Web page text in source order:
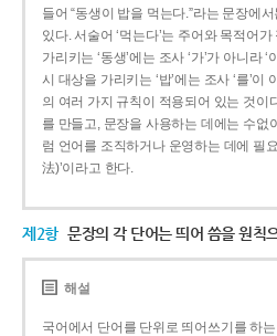
들어 “동생이 밥을 먹는다.”라는 문장에
있다. 서술어 ‘먹는다’는 주어와 목적어
가리키는 ‘동생’에는 조사 ‘가’가 아니라
시 대상을 가리키는 ‘밥’에는 조사 ‘를’이
의 여러 가지 규칙이 적용되어 있는 것이
를 만들고, 문장을 사용하는 데에는 수없
럼 언어를 조직하거나 운영하는 데에 필
法)’이라고 한다.
제2항 문장의 각 단어는 띄어 씀을 원칙
해설
국어에서 단어를 단위로 띄어쓰기를 하